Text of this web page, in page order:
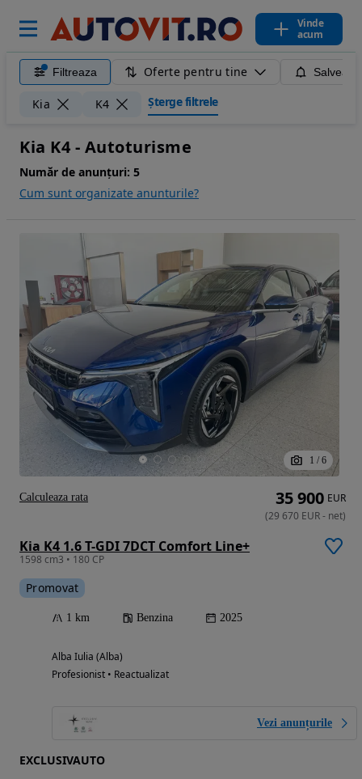
Vinde
acum
Filtreaza Oferte pentru tine
Kia K4 Șterge filtrele
Kia K4 - Autoturisme
Număr de anunțuri: 5
Cum sunt organizate anunturile?
1 / 6
Kia K4 1.6 T-GDI 7DCT Comfort Line+
1598 cm3 • 180 CP
Promovat
1 km Benzina 2025
Alba Iulia (Alba)
Profesionist • Reactualizat
Vezi anunțurile
EXCLUSIVAUTO
35 900 EUR
(29 670 EUR- net)
Calculeaza rata